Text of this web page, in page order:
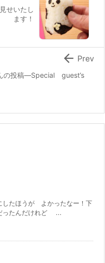
せいたし
ます！
の投稿—Special guest’s
 Prev
たほうが よかったなー！下
ったんだけれど ...